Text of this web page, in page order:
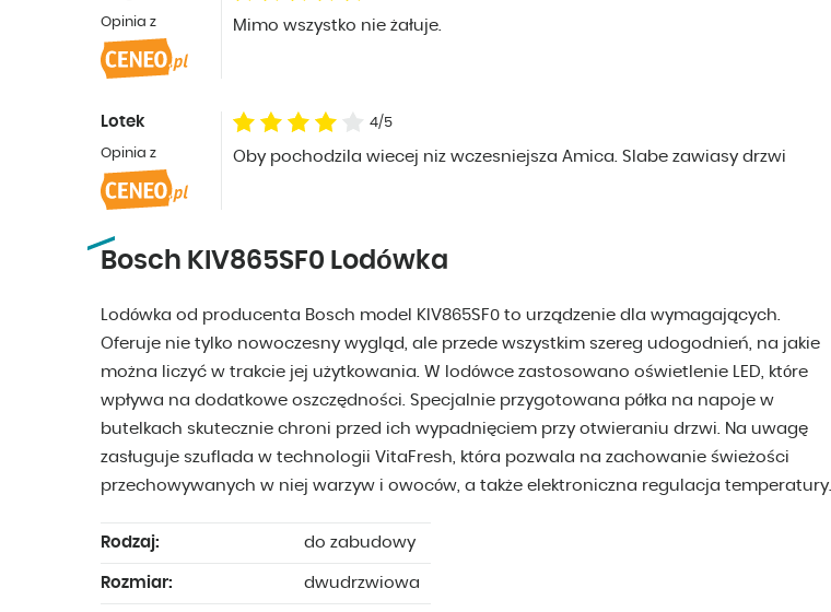
Mimo wszystko nie żałuje.
Opinia z
4/5
Oby pochodzila wiecej niz wczesniejsza Amica. Slabe zawiasy drzwi
Lotek
Opinia z
Bosch KIV865SF0 Lodówka
Lodówka od producenta Bosch model KIV865SF0 to urządzenie dla wymagających.
Oferuje nie tylko nowoczesny wygląd, ale przede wszystkim szereg udogodnień, na jakie
można liczyć w trakcie jej użytkowania. W lodówce zastosowano oświetlenie LED, które
wpływa na dodatkowe oszczędności. Specjalnie przygotowana półka na napoje w
butelkach skutecznie chroni przed ich wypadnięciem przy otwieraniu drzwi. Na uwagę
zasługuje szuflada w technologii VitaFresh, która pozwala na zachowanie świeżości
przechowywanych w niej warzyw i owoców, a także elektroniczna regulacja temperatury.
Rodzaj: do zabudowy
Rozmiar: dwudrzwiowa